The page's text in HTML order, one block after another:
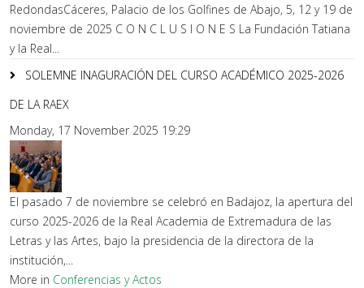
RedondasCáceres, Palacio de los Golfines de Abajo, 5, 12 y 19 de
noviembre de 2025 C O N C L U S I O N E S La Fundación Tatiana
y la Real...
SOLEMNE INAGURACIÓN DEL CURSO ACADÉMICO 2025-2026
DE LA RAEX
Monday, 17 November 2025 19:29
El pasado 7 de noviembre se celebró en Badajoz, la apertura del
curso 2025-2026 de la Real Academia de Extremadura de las
Letras y las Artes, bajo la presidencia de la directora de la
institución,...
More in Conferencias y Actos